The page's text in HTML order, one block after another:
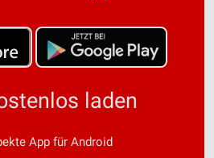
laden
App für Android